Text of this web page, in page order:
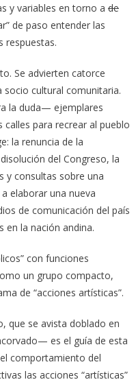
y variables en torno a de
de paso entender las
respuestas.
Se advierten catorce
socio cultural comunitaria.
la duda— ejemplares
para recrear al pueblo
la renuncia de la
del Congreso, la
y consultas sobre una
elaborar una nueva
de comunicación del país
en la nación andina.
con funciones
un grupo compacto,
de “acciones artísticas”.
que se avista doblado en
es el guía de esta
comportamiento del
las acciones “artísticas”